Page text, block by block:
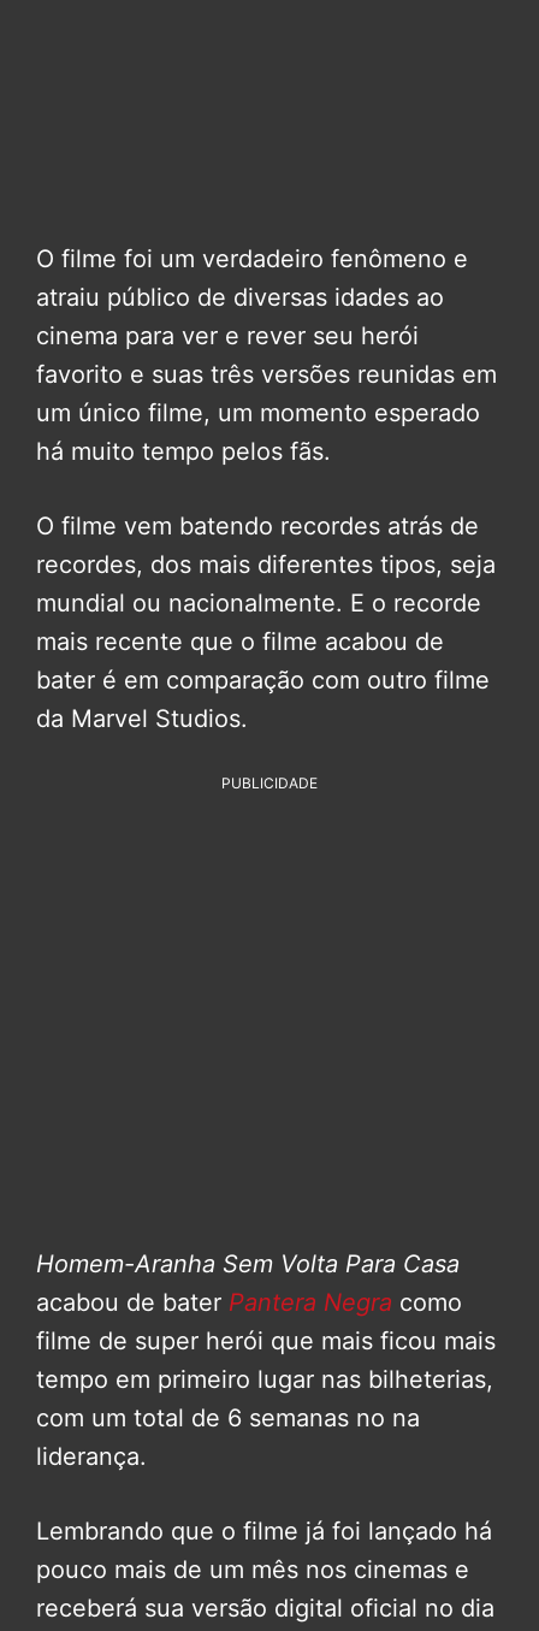
O filme foi um verdadeiro fenômeno e
atraiu público de diversas idades ao
cinema para ver e rever seu herói
favorito e suas três versões reunidas em
um único filme, um momento esperado
há muito tempo pelos fãs.
O filme vem batendo recordes atrás de
recordes, dos mais diferentes tipos, seja
mundial ou nacionalmente. E o recorde
mais recente que o filme acabou de
bater é em comparação com outro filme
da Marvel Studios.
PUBLICIDADE
Homem-Aranha Sem Volta Para Casa
acabou de bater Pantera Negra como
filme de super herói que mais ficou mais
tempo em primeiro lugar nas bilheterias,
com um total de 6 semanas no na
liderança.
Lembrando que o filme já foi lançado há
pouco mais de um mês nos cinemas e
receberá sua versão digital oficial no dia